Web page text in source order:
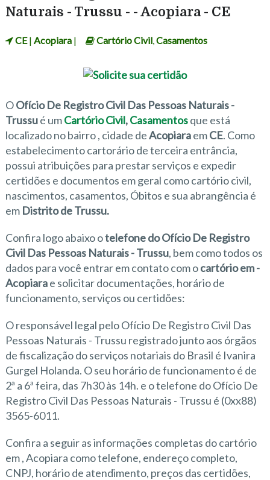
Naturais - Trussu - - Acopiara - CE
CE| Acopiara| Cartório Civil,Casamentos
OOfício De Registro Civil Das Pessoas Naturais -
Trussué umCartório Civil,Casamentosque está
localizado no bairro, cidade deAcopiaraemCE. Como
estabelecimento cartorário de terceira entrância,
possui atribuições para prestar serviços e expedir
certidões e documentos em geral como cartório civil,
nascimentos, casamentos, Óbitos e sua abrangência é
em Distrito de Trussu.
Confira logo abaixo otelefone do Ofício De Registro
Civil Das Pessoas Naturais - Trussu, bem como todos os
dados para você entrar em contato com ocartório em -
Acopiarae solicitar documentações, horário de
funcionamento, serviços ou certidões:
O responsável legal pelo Ofício De Registro Civil Das
Pessoas Naturais - Trussu registrado junto aos órgãos
de fiscalização do serviços notariais do Brasil é Ivanira
Gurgel Holanda. O seu horário de funcionamento é de
2ª a 6ª feira, das 7h30 às 14h. e o telefone do Ofício De
Registro Civil Das Pessoas Naturais - Trussu é (0xx88)
3565-6011.
Confira a seguir as informações completas do cartório
em , Acopiara como telefone, endereço completo,
CNPJ, horário de atendimento, preços das certidões,